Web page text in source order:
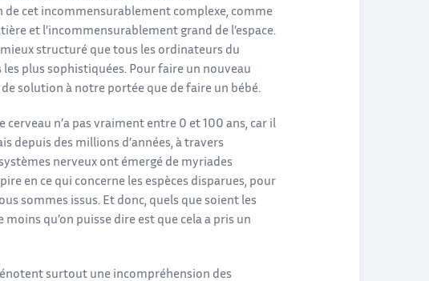
de cet incommensurablement complexe, comme
et l’incommensurablement grand de l’espace.
structuré que tous les ordinateurs du
plus sophistiquées. Pour faire un nouveau
solution à notre portée que de faire un bébé.
cerveau n’a pas vraiment entre 0 et 100 ans, car il
depuis des millions d’années, à travers
nerveux ont émergé de myriades
en ce qui concerne les espèces disparues, pour
sommes issus. Et donc, quels que soient les
qu’on puisse dire est que cela a pris un
surtout une incompréhension des